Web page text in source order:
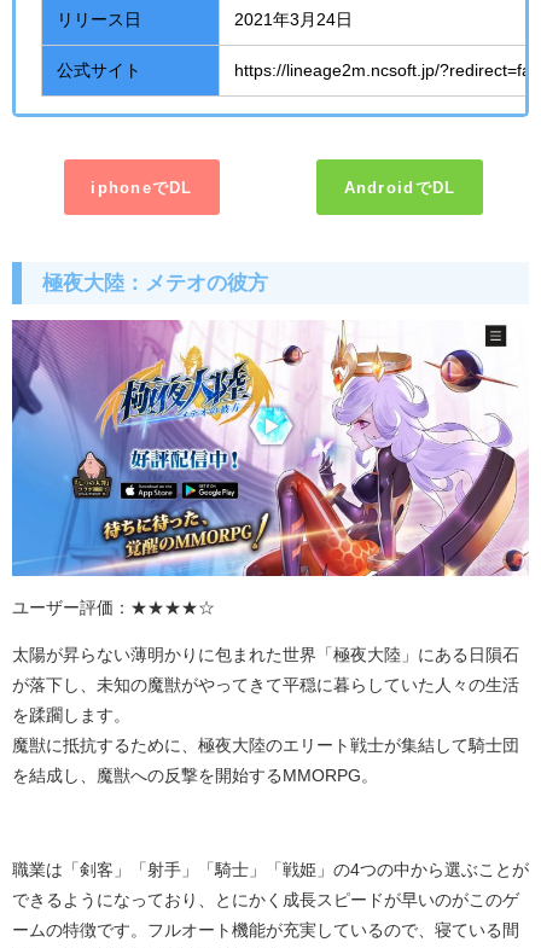
リリース日 2021年3 月 24日
公式サイト https://lineage2m.ncsoft.jp/
iphoneでDL AndroidでDL
極夜大陸：メテオの彼方
ユーザー評価：★★★★☆
太陽が昇らない薄明かりに包まれた世界「極夜大陸」にある日隕石
が落下し、未知の魔獣がやってきて平穏に暮らしていた人々の生活
を蹂躙します。
魔獣に抵抗するために、極夜大陸のエリート戦士が集結して騎士団
を結成し、魔獣への反撃を開始するMMORPG。
職業は「剣客」「射手」「騎士」「戦姫」の4つの中から選ぶことが
できるようになっており、とにかく成長スピードが早いのがこのゲ
ームの特徴です。フルオート機能が充実しているので、寝ている間